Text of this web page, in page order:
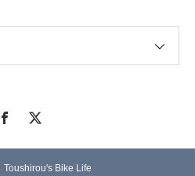
Toushirou's Bike Life